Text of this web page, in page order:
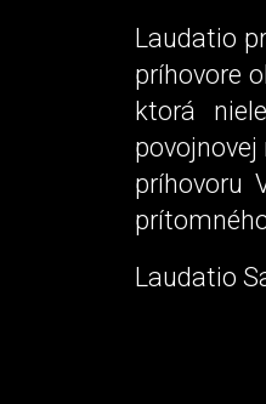
Laudatio
príhovore
ktorá
príhovoru
Laudatio